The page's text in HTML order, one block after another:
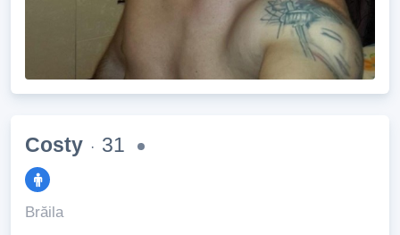
Costy · 31
Brăila